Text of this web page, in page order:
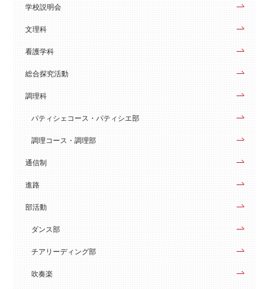
学校説明会
文理科
看護学科
総合探究活動
調理科
パティシェコース・パティシエ部
調理コース・調理部
通信制
進路
部活動
ダンス部
チアリーディング部
吹奏楽